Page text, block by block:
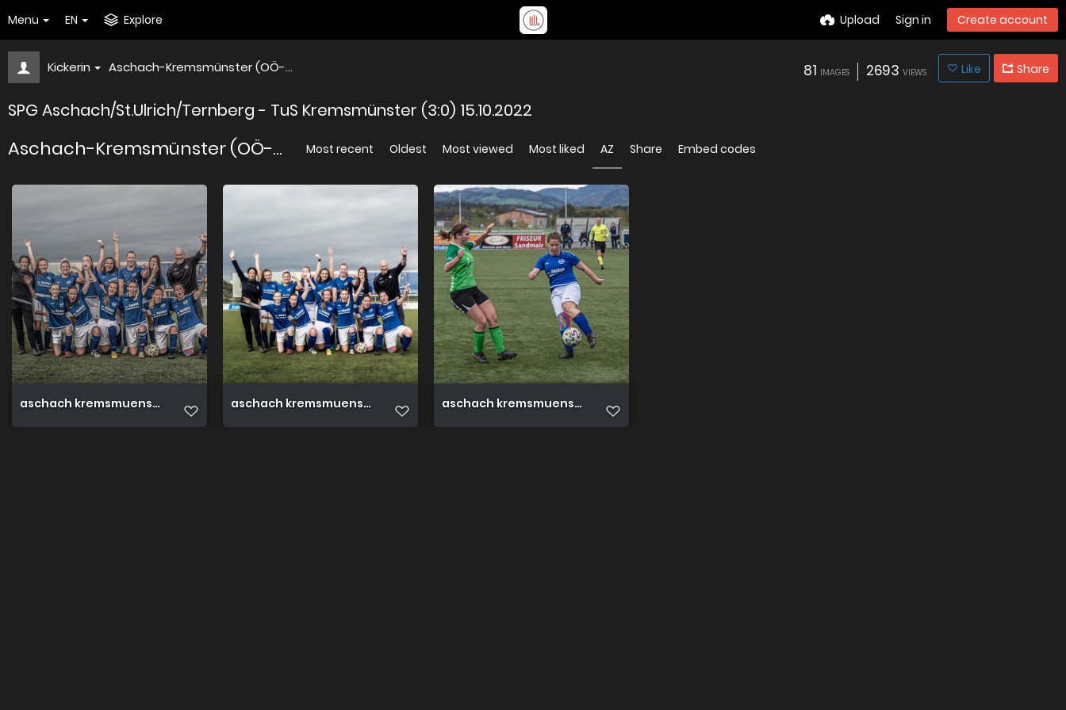
Menu EN Explore Upload Sign in Create account
Kickerin Aschach-Kremsmünster (OÖ-... 81 IMAGES 2693 VIEWS Like Share
SPG Aschach/St.Ulrich/Ternberg - TuS Kremsmünster (3:0) 15.10.2022
Aschach-Kremsmünster (OÖ-... Most recent Oldest Most viewed Most liked AZ Share Embed codes
aschach kremsmuenster 3 0 15.10.2022 81aschach kremsmuenster 3 0 15.10.2022 82aschach kremsmuenster 3 0 15.10.2022 9